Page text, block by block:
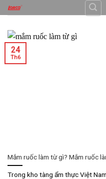
Skip
to
content
Mắm ruốc làm từ gì? Mắm ruốc
Trong kho tàng ẩm thực Việt
24
Th6